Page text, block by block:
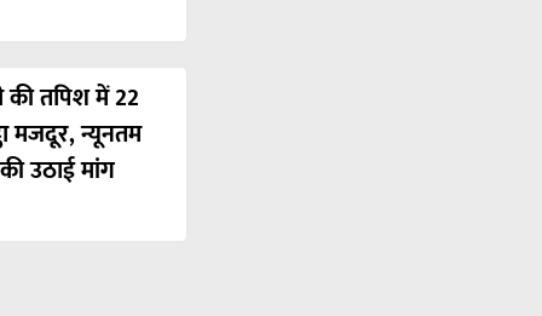
की तपिश में 22
मजदूर, न्यूनतम
उठाई मांग